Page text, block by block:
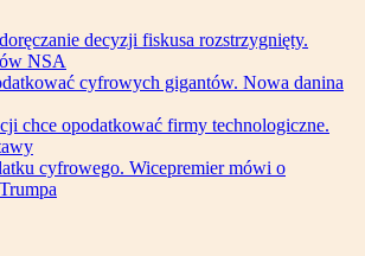
decyzji fiskusa rozstrzygnięty.
NSA
cyfrowych gigantów. Nowa danina
chce opodatkować firmy technologiczne.
cyfrowego. Wicepremier mówi o